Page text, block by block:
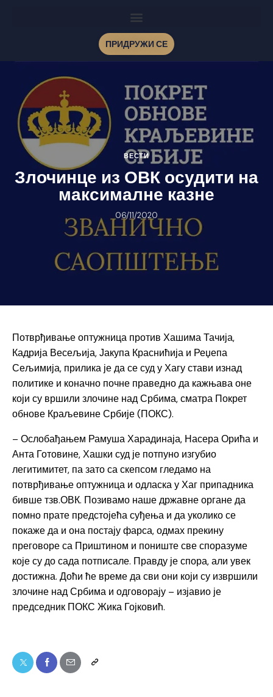
ПРИДРУЖИ СЕ
ВЕСТИ
Злочинце из ОВК осудити на
максималне казне
06/11/2020
Потврђивање оптужница против Хашима Тачија,
Кадрија Весељија, Јакупа Краснићија и Реџепа
Сељимија, прилика је да се суд у Хагу стави изнад
политике и коначно почне праведно да кажњава оне
који су вршили злочине над Србима, сматра Покрет
обнове Краљевине Србије (ПОКС).
– Ослобађањем Рамуша Харадинаја, Насера Орића и
Анта Готовине, Хашки суд је потпуно изгубио
легитимитет, па зато са скепсом гледамо на
потврђивање оптужница и одласка у Хаг припадника
бивше тзв.ОВК. Позивамо наше државне органе да
помно прате предстојећа суђења и да уколико се
покаже да и она постају фарса, одмах прекину
преговоре са Приштином и пониште све споразуме
које су до сада потписале. Правду је спора, али увек
достижна. Доћи ће време да сви они који су извршили
злочине над Србима и одговорају – изјавио је
председник ПОКС Жика Гојковић.